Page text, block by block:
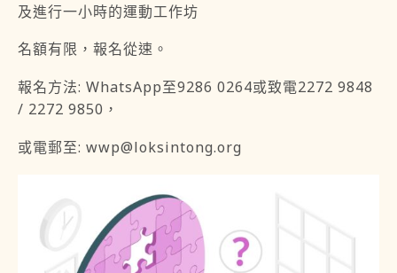
及進行一小時的運動工作坊
名額有限，報名從速。
報名方法: WhatsApp至9286 0264或致電2272 9848
/ 2272 9850，
或電郵至: wwp@loksintong.org